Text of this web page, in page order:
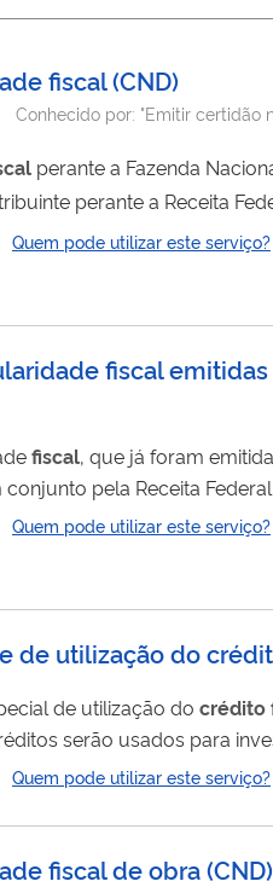
fiscal(CND)
Conhecido por: "Emitir certidão
perante a Receita
Quem pode utilizar este serviço?
fiscal emitidas
fiscal, que já foram
a Fazenda Nacional,
Quem pode utilizar este serviço?
de utilização do
de utilização do crédito
ao produto das
Quem pode utilizar este serviço?
fiscal de obra(CND)